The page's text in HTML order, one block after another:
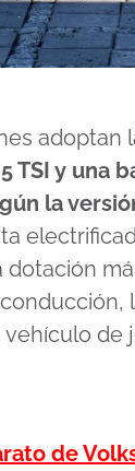
adoptan
y una
la
de
de